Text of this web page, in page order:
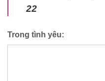
22
Trong tình yêu: